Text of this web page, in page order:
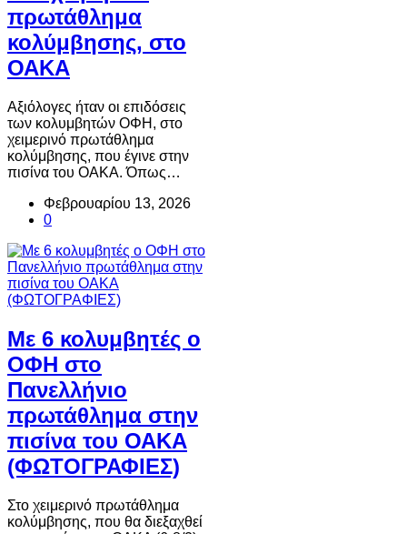
πρωτάθλημα
κολύμβησης, στο
ΟΑΚΑ
Αξιόλογες ήταν οι επιδόσεις
των κολυμβητών ΟΦΗ, στο
χειμερινό πρωτάθλημα
κολύμβησης, που έγινε στην
πισίνα του ΟΑΚΑ. Όπως…
Φεβρουαρίου 13, 2026
0
Με 6 κολυμβητές ο
ΟΦΗ στο
Πανελλήνιο
πρωτάθλημα στην
πισίνα του ΟΑΚΑ
(ΦΩΤΟΓΡΑΦΙΕΣ)
Στο χειμερινό πρωτάθλημα
κολύμβησης, που θα διεξαχθεί